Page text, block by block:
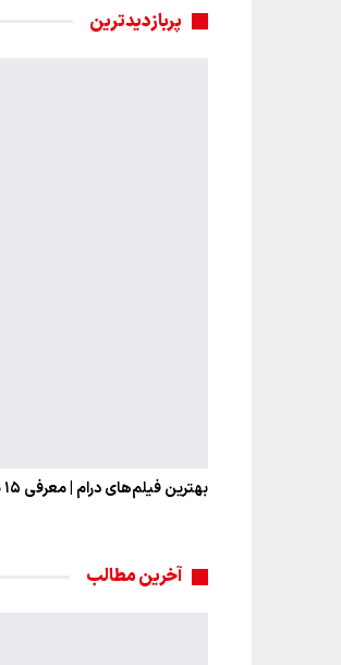
پربازدیدترین
بهترین فیلم‌های درام | معرفی ۱۵ شاهکار ماندگار تاریخ سینما
آخرین مطالب